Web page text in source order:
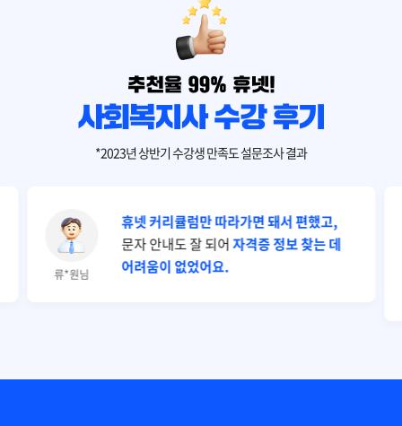
*2023년 상반기 수강생 만족도 설문조사 결과
류*원님
휴넷 커리큘럼만 따라가면 돼서 편했고,
문자 안내도 잘 되어자격증 정보 찾는 데
어려움이 없었어요.